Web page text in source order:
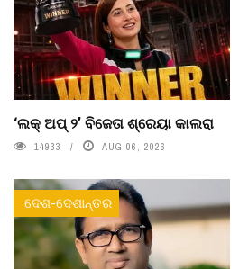
‘ଲକ୍ ଅପ୍ ୨’ ବିଜେତା ଶ୍ରେୟା କାଲରା
14933 AUG 06, 2026
ଦେଶ-ଦେଶାନ୍ତର